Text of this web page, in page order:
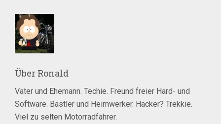
Über Ronald
Vater und Ehemann. Techie. Freund freier Hard- und
Software. Bastler und Heimwerker. Hacker? Trekkie.
Viel zu selten Motorradfahrer.